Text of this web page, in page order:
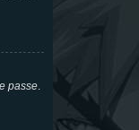
passe.